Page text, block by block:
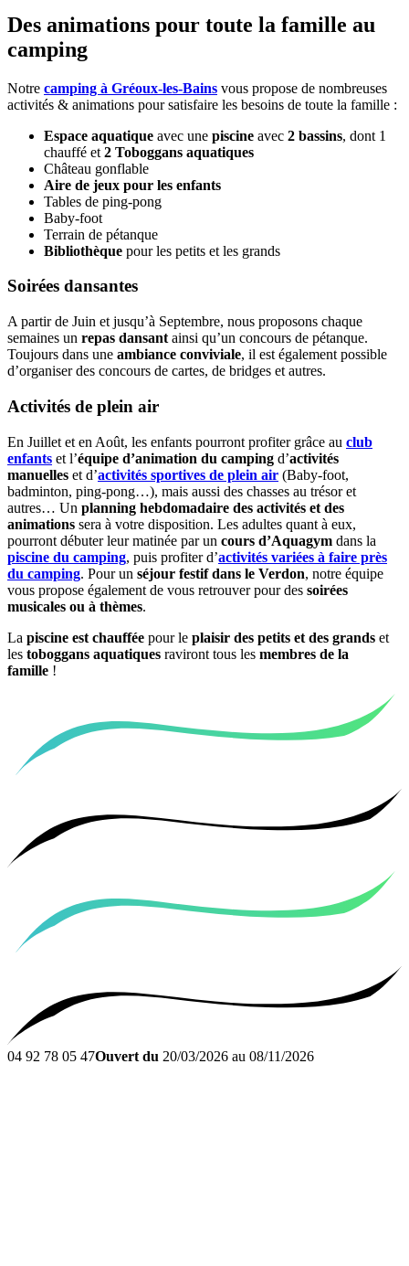
Des animations pour toute la famille au
camping
Notre camping à Gréoux-les-Bains vous propose de nombreuses
activités & animations pour satisfaire les besoins de toute la famille :
Espace aquatique avec une piscine avec 2 bassins, dont 1
chauffé et 2 Toboggans aquatiques
Château gonflable
Aire de jeux pour les enfants
Tables de ping-pong
Baby-foot
Terrain de pétanque
Bibliothèque pour les petits et les grands
Soirées dansantes
A partir de Juin et jusqu’à Septembre, nous proposons chaque
semaines un repas dansant ainsi qu’un concours de pétanque.
Toujours dans une ambiance conviviale, il est également possible
d’organiser des concours de cartes, de bridges et autres.
Activités de plein air
En Juillet et en Août, les enfants pourront profiter grâce au club
enfants et l’équipe d’animation du camping d’activités
manuelles et d’activités sportives de plein air (Baby-foot,
badminton, ping-pong…), mais aussi des chasses au trésor et
autres… Un planning hebdomadaire des activités et des
animations sera à votre disposition. Les adultes quant à eux,
pourront débuter leur matinée par un cours d’Aquagym dans la
piscine du camping, puis profiter d’activités variées à faire près
du camping. Pour un séjour festif dans le Verdon, notre équipe
vous propose également de vous retrouver pour des soirées
musicales ou à thèmes.
La piscine est chauffée pour le plaisir des petits et des grands et
les toboggans aquatiques raviront tous les membres de la
famille !
04 92 78 05 47Ouvert du 20/03/2026 au 08/11/2026